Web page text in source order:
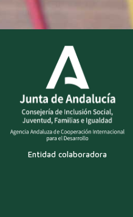
Entidad colaboradora